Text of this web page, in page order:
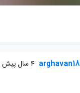
arghavan18 4 سال پیش